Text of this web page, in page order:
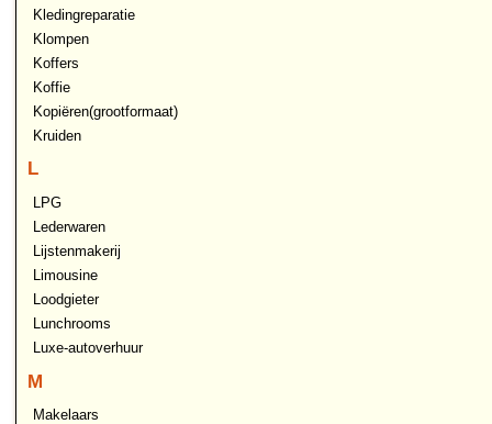
Kledingreparatie
Klompen
Koffers
Koffie
Kopiëren(grootformaat)
Kruiden
L
LPG
Lederwaren
Lijstenmakerij
Limousine
Loodgieter
Lunchrooms
Luxe-autoverhuur
M
Makelaars